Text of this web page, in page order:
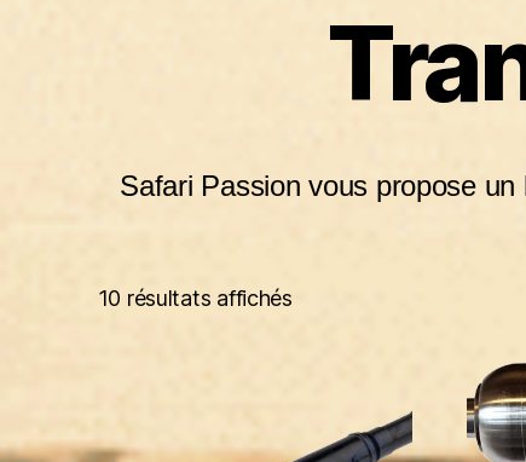
Safari Passion vous propose
10 résultats affichés